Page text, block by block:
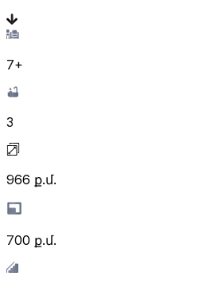
7+
3
966 ք.մ.
700 ք.մ.